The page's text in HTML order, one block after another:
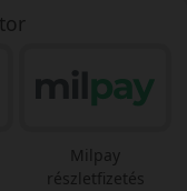
Milpay
részletfizetés